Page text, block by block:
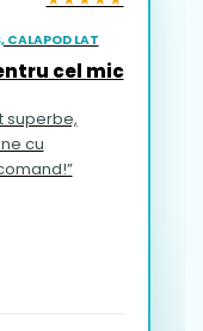
CALAPOD LAT
cel mic
superbe,